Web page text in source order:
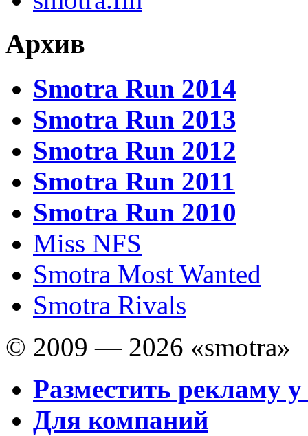
Архив
Smotra Run 2014
Smotra Run 2013
Smotra Run 2012
Smotra Run 2011
Smotra Run 2010
Miss NFS
Smotra Most Wanted
Smotra Rivals
© 2009 — 2026 «smotra»
Разместить рекламу у
Для компаний